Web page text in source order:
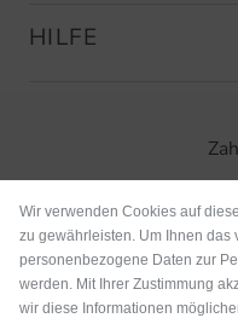
HILFE
Wir verwenden Cookies auf
zu gewährleisten. Um Ihnen das
personenbezogene Daten zur
werden. Mit Ihrer Zustimmung
wir diese Informationen